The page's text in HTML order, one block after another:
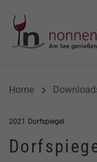
Home
2021 Dorfspiegel